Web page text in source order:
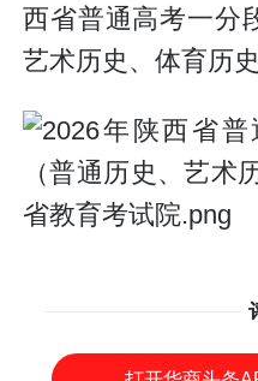
西省普通高考一分
艺术历史、体育历